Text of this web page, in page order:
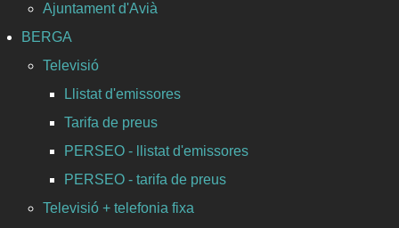
Ajuntament d'Avià
BERGA
Televisió
Llistat d'emissores
Tarifa de preus
PERSEO - llistat d'emissores
PERSEO - tarifa de preus
Televisió + telefonia fixa